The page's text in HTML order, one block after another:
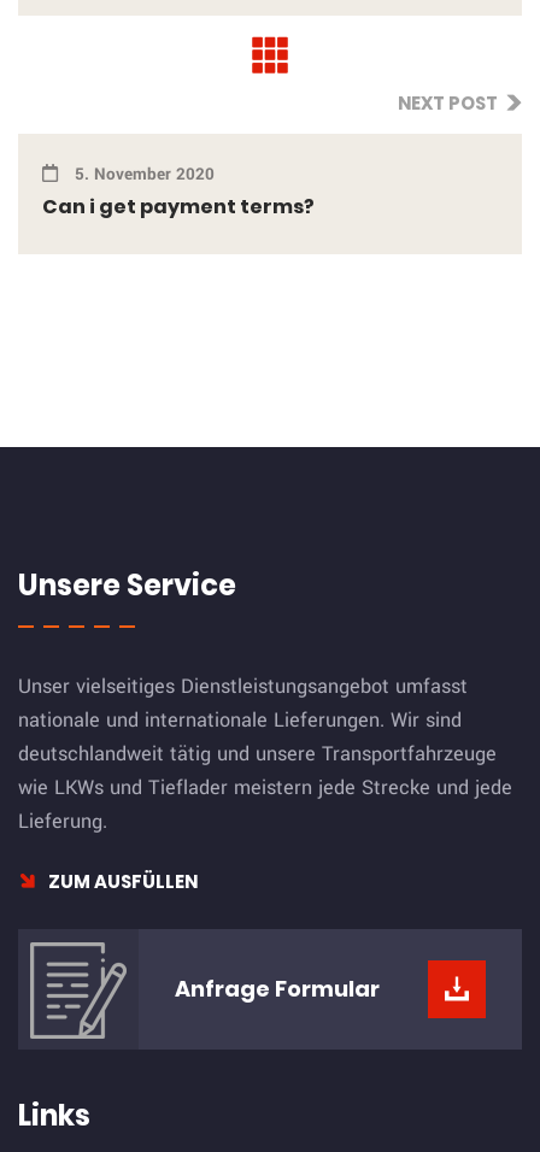
NEXT POST
5. November 2020
Can i get payment terms?
Unsere Service
Unser vielseitiges Dienstleistungsangebot umfasst
nationale und internationale Lieferungen. Wir sind
deutschlandweit tätig und unsere Transportfahrzeuge
wie LKWs und Tieflader meistern jede Strecke und jede
Lieferung.
ZUM AUSFÜLLEN
Anfrage Formular
Links